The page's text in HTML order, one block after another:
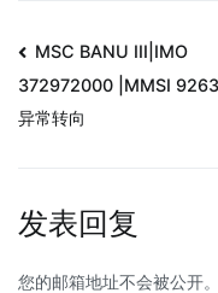
MSC BANU III|IMO
372972000 |MMSI
异常转向
发表回复
您的邮箱地址不会被公开。